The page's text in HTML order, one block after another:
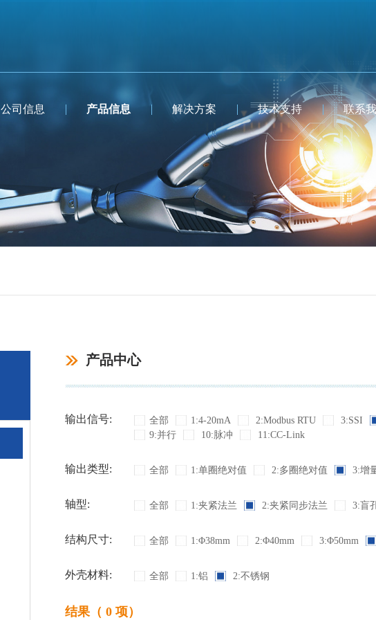
公司信息 产品信息 解决方案 技术支持 联系
产品中心
输出信号: 全部 1:4-20mA 2:Modbus RTU 3:SSI
9:并行
10:脉冲 11:CC-Link
输出类型: 全部 1:单圈绝对值 2:多圈绝对值 3:增
轴型: 全部 1:夹紧法兰 2:夹紧同步法兰 3:盲
结构尺寸: 全部 1:Φ38mm 2:Φ40mm 3:Φ50mm
外壳材料: 全部 1:铝 2:不锈钢
结果（ 0 项）